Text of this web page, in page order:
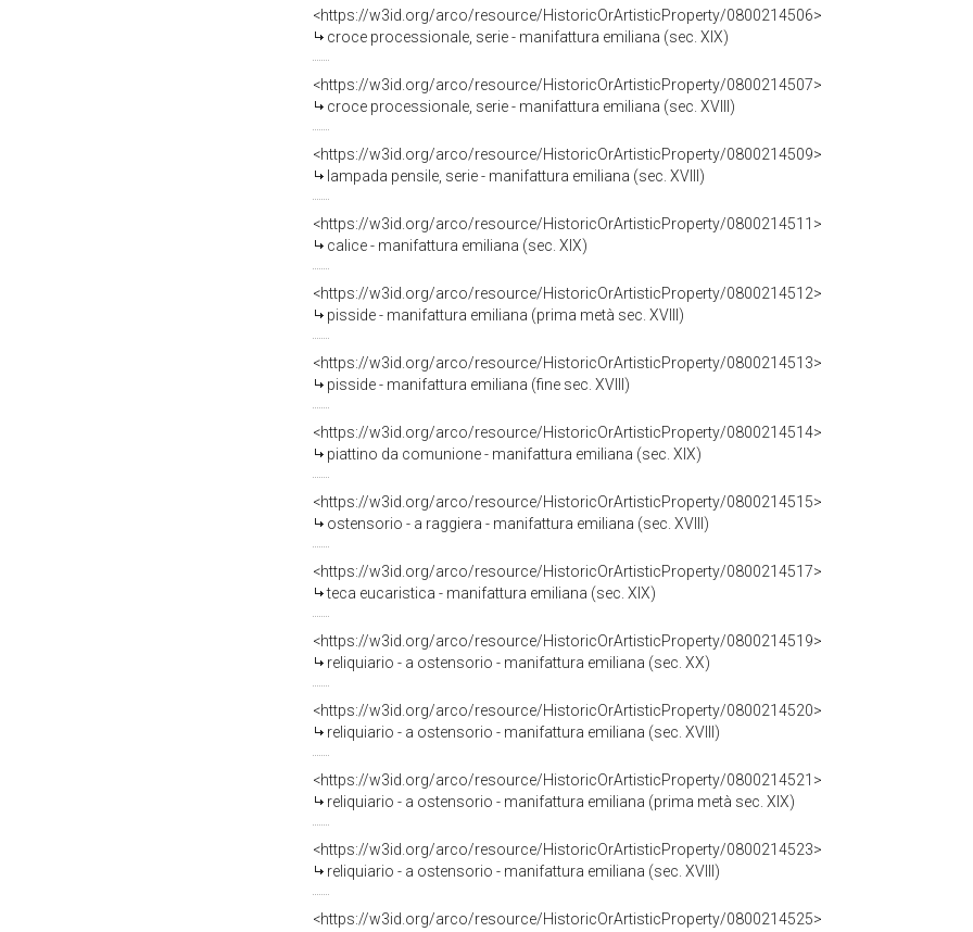
<https://w3id.org/arco/resource/HistoricOrArtisticProperty/0800214506>
croce processionale, serie - manifattura emiliana (sec. XIX)
<https://w3id.org/arco/resource/HistoricOrArtisticProperty/0800214507>
croce processionale, serie - manifattura emiliana (sec. XVIII)
<https://w3id.org/arco/resource/HistoricOrArtisticProperty/0800214509>
lampada pensile, serie - manifattura emiliana (sec. XVIII)
<https://w3id.org/arco/resource/HistoricOrArtisticProperty/0800214511>
calice - manifattura emiliana (sec. XIX)
<https://w3id.org/arco/resource/HistoricOrArtisticProperty/0800214512>
pisside - manifattura emiliana (prima metà sec. XVIII)
<https://w3id.org/arco/resource/HistoricOrArtisticProperty/0800214513>
pisside - manifattura emiliana (fine sec. XVIII)
<https://w3id.org/arco/resource/HistoricOrArtisticProperty/0800214514>
piattino da comunione - manifattura emiliana (sec. XIX)
<https://w3id.org/arco/resource/HistoricOrArtisticProperty/0800214515>
ostensorio - a raggiera - manifattura emiliana (sec. XVIII)
<https://w3id.org/arco/resource/HistoricOrArtisticProperty/0800214517>
teca eucaristica - manifattura emiliana (sec. XIX)
<https://w3id.org/arco/resource/HistoricOrArtisticProperty/0800214519>
reliquiario - a ostensorio - manifattura emiliana (sec. XX)
<https://w3id.org/arco/resource/HistoricOrArtisticProperty/0800214520>
reliquiario - a ostensorio - manifattura emiliana (sec. XVIII)
<https://w3id.org/arco/resource/HistoricOrArtisticProperty/0800214521>
reliquiario - a ostensorio - manifattura emiliana (prima metà sec. XIX)
<https://w3id.org/arco/resource/HistoricOrArtisticProperty/0800214523>
reliquiario - a ostensorio - manifattura emiliana (sec. XVIII)
<https://w3id.org/arco/resource/HistoricOrArtisticProperty/0800214525>